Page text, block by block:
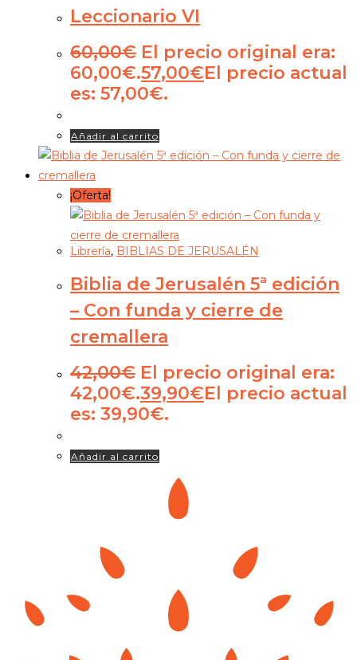
Leccionario VI
60,00€ El precio original era:
60,00€.57,00€El precio actual
es: 57,00€.
Añadir al carrito
¡Oferta!
Librería, BIBLIAS DE JERUSALÉN
Biblia de Jerusalén 5ª edición
– Con funda y cierre de
cremallera
42,00€ El precio original era:
42,00€.39,90€El precio actual
es: 39,90€.
Añadir al carrito